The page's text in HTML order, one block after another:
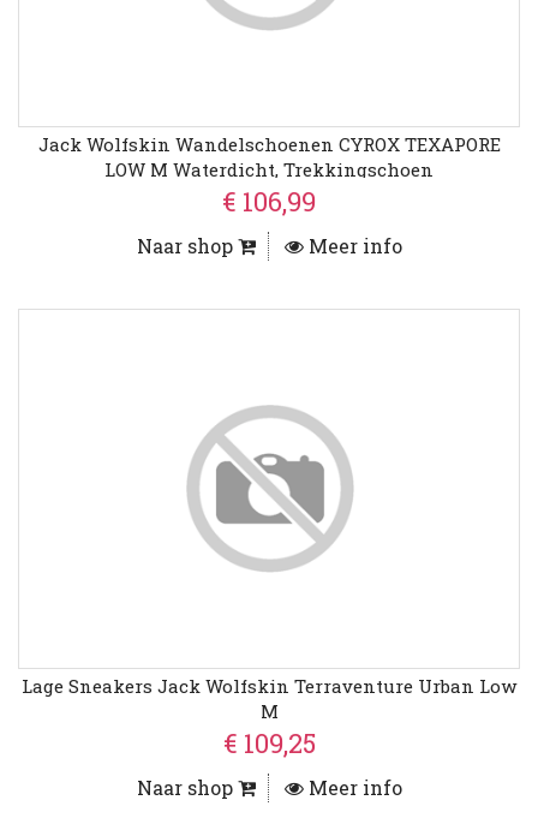
Jack Wolfskin Wandelschoenen CYROX TEXAPORE
LOW M Waterdicht, Trekkingschoen
€ 106,99
Naar shop Meer info
Lage Sneakers Jack Wolfskin Terraventure Urban Low
M
€ 109,25
Naar shop Meer info